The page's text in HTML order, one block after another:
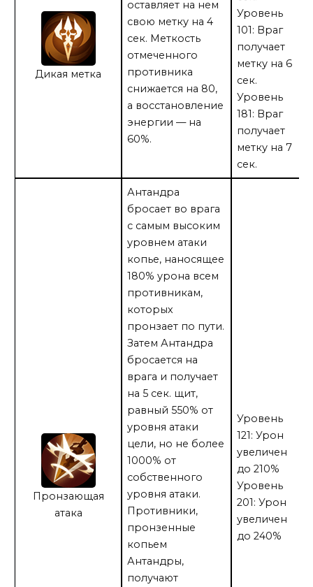
Дикая метка
оставляет на нем
свою метку на 4
сек. Меткость
отмеченного
противника
снижается на 80,
а восстановление
энергии — на
60%.
Уровень
101: Враг
получает
метку на 6
сек.
Уровень
181: Враг
получает
метку на 7
сек.
Пронзающая
атака
Антандра
бросает во врага
с самым высоким
уровнем атаки
копье, наносящее
180% урона всем
противникам,
которых
пронзает по пути.
Затем Антандра
бросается на
врага и получает
на 5 сек. щит,
равный 550% от
уровня атаки
цели, но не более
1000% от
собственного
уровня атаки.
Противники,
пронзенные
копьем
Антандры,
получают
Уровень
121: Урон
увеличен
до 210%
Уровень
201: Урон
увеличен
до 240%